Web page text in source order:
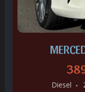
Diesel